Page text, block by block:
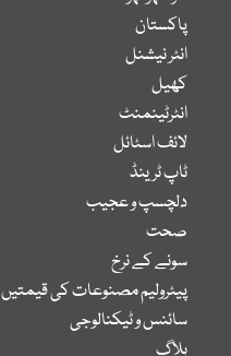
پاکستان
انٹر نیشنل
کھیل
انٹرٹینمنٹ
لائف اسٹائل
ٹاپ ٹرینڈ
دلچسپ و عجیب
صحت
سونے کے نرخ
پیٹرولیم مصنوعات کی قیمتیں
سائنس و ٹیکنالوجی
بلاگ